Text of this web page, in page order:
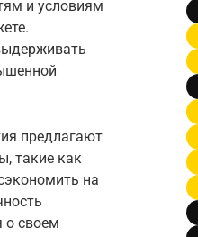
и условиям
предлагают
такие как
на
о своем